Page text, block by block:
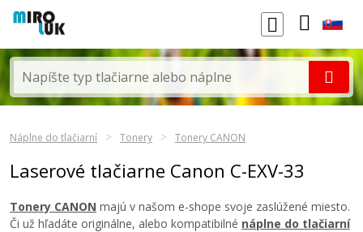
Náplne do tlačiarní Tonery Tonery CANON
Laserové tlačiarne Canon C-EXV-33
Tonery CANON majú v našom e-shope svoje zaslúžené miesto.
Či už hľadáte originálne, alebo kompatibilné náplne do tlačiarní